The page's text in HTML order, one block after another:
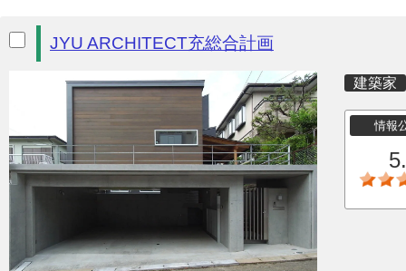
JYU ARCHITECT充総合計画
建築家
情報